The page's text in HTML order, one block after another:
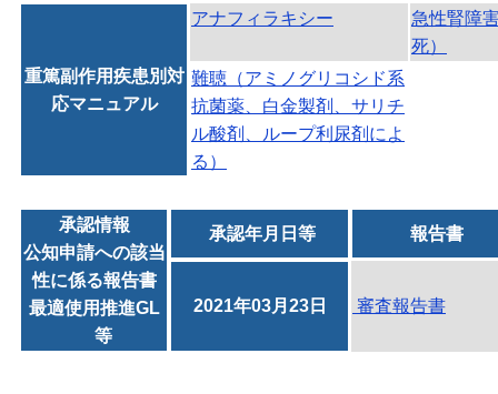
重篤副作用疾患別対
応マニュアル
アナフィラキシー
急性腎障
死）
難聴（アミノグリコシド系
抗菌薬、白金製剤、サリチ
ル酸剤、ループ利尿剤によ
る）
承認情報
公知申請への該当
性に係る報告書
最適使用推進GL
等
承認年月日等 報告書
2021年03月23日 審査報告書